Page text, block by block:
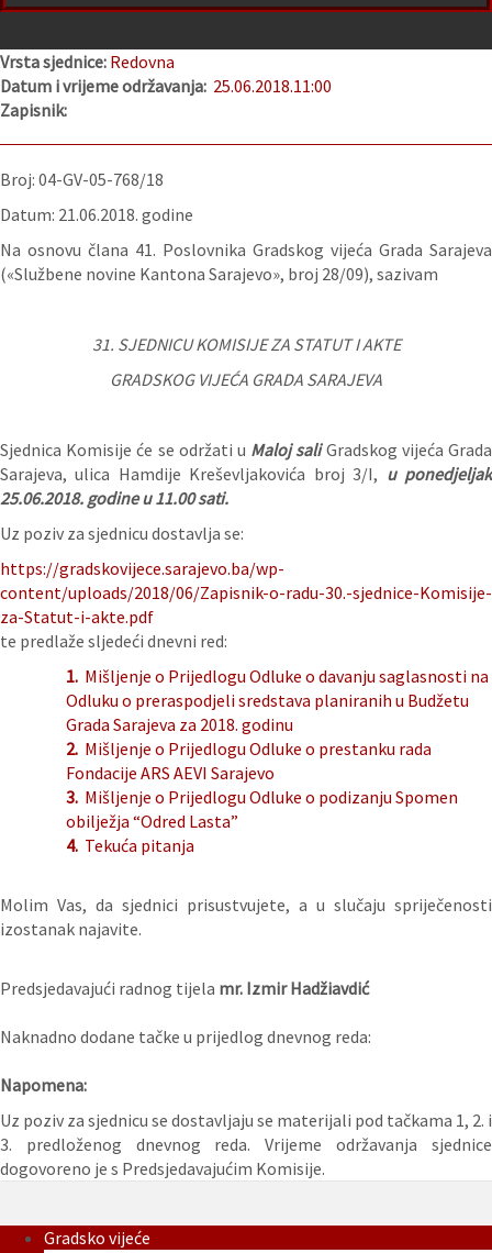
Vrsta sjednice: Redovna
Datum i vrijeme održavanja: 25.06.2018.11:00
Zapisnik:
Broj: 04-GV-05-768/18
Datum: 21.06.2018. godine
Na osnovu člana 41. Poslovnika Gradskog vijeća Grada Sarajeva
(«Službene novine Kantona Sarajevo», broj 28/09), sazivam
31. SJEDNICU KOMISIJE ZA STATUT I AKTE
GRADSKOG VIJEĆA GRADA SARAJEVA
Sjednica Komisije će se održati u Maloj saliGradskog vijeća Grada
Sarajeva, ulica Hamdije Kreševljakovića broj 3/I, u ponedjeljak
25.06.2018. godine u 11.00 sati.
Uz poziv za sjednicu dostavlja se:
https://gradskovijece.sarajevo.ba/wp-
content/uploads/2018/06/Zapisnik-o-radu-30.-sjednice-Komisije-
za-Statut-i-akte.pdf
te predlaže sljedeći dnevni red:
1. Mišljenje o Prijedlogu Odluke o davanju saglasnosti na
Odluku o preraspodjeli sredstava planiranih u Budžetu
Grada Sarajeva za 2018. godinu
2. Mišljenje o Prijedlogu Odluke o prestanku rada
Fondacije ARS AEVI Sarajevo
3. Mišljenje o Prijedlogu Odluke o podizanju Spomen
obilježja “Odred Lasta”
4. Tekuća pitanja
Molim Vas, da sjednici prisustvujete, a u slučaju spriječenosti
izostanak najavite.
Predsjedavajući radnog tijela mr. Izmir Hadžiavdić
Naknadno dodane tačke u prijedlog dnevnog reda:
Napomena:
Uz poziv za sjednicu se dostavljaju se materijali pod tačkama 1, 2. i
3. predloženog dnevnog reda. Vrijeme održavanja sjednice
dogovoreno je s Predsjedavajućim Komisije.
Gradsko vijeće